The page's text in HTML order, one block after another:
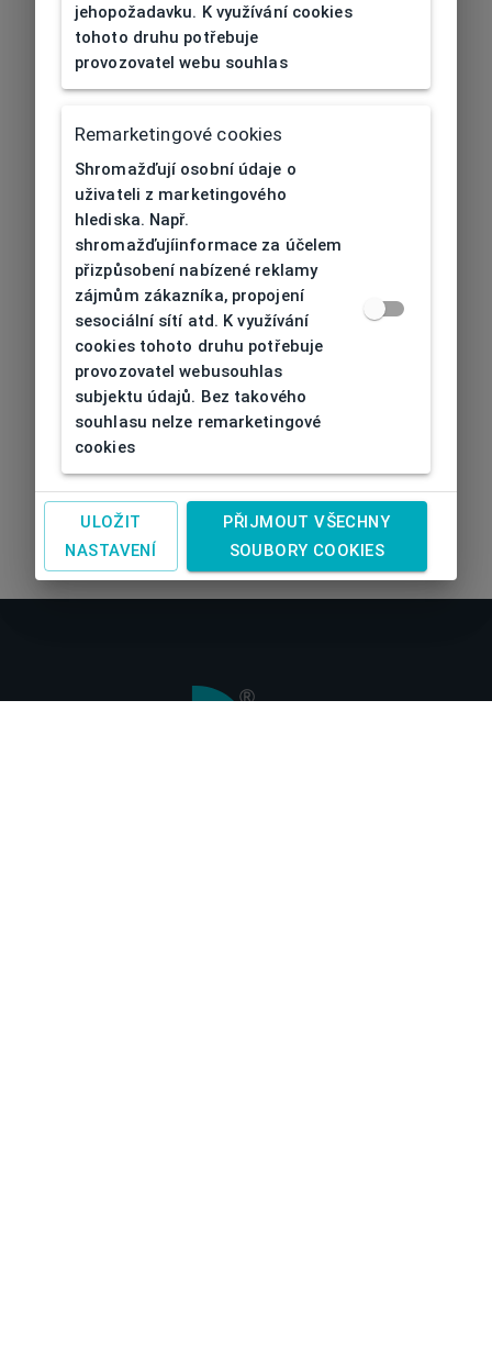
jehopožadavku. K využívání cookies
tohoto druhu potřebuje
provozovatel webu souhlas
Remarketingové cookies
Shromažďují osobní údaje o
uživateli z marketingového
hlediska. Např.
shromažďujíinformace za účelem
přizpůsobení nabízené reklamy
zájmům zákazníka, propojení
sesociální sítí atd. K využívání
cookies tohoto druhu potřebuje
provozovatel webusouhlas
subjektu údajů. Bez takového
souhlasu nelze remarketingové
cookies
ULOŽIT
NASTAVENÍ
PŘIJMOUT VŠECHNY
SOUBORY COOKIES